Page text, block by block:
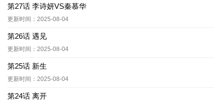
第27话 李诗妍VS秦慕华
更新时间：2025-08-04
第26话 遇见
更新时间：2025-08-04
第25话 新生
更新时间：2025-08-04
第24话 离开